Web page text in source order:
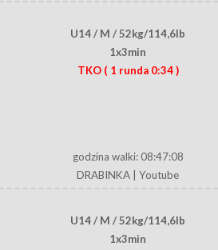
U14 / M / 52kg/114,6lb
1x3min
TKO ( 1 runda 0:34 )
godzina walki: 08:47:08
DRABINKA
Youtube
U14 / M / 52kg/114,6lb
1x3min